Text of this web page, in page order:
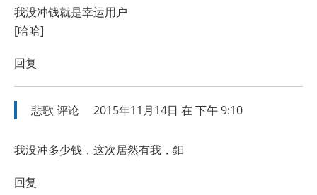
我没冲钱就是幸运用户
[哈哈]
回复
悲歌 评论 2015年11月14日 在 下午 9:10
我没冲多少钱，这次居然有我，鈤
回复